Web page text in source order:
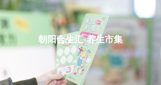
朝阳合生汇·养生市集